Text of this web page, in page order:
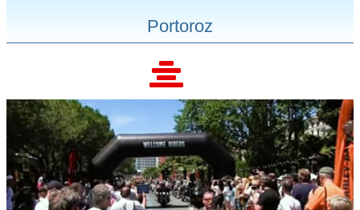
Europe
Asie
Divers
Portoroz